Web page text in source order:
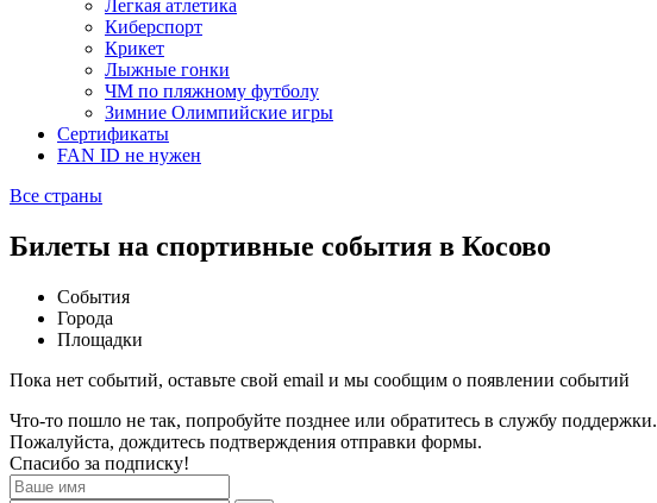
Легкая атлетика
Киберспорт
Крикет
Лыжные гонки
ЧМ по пляжному футболу
Зимние Олимпийские игры
Сертификаты
FAN ID не нужен
Все страны
Билеты на спортивные события в Косово
События
Города
Площадки
Пока нет событий, оставьте свой email и мы сообщим о появлении событий
Что-то пошло не так, попробуйте позднее или обратитесь в службу поддержки.
Пожалуйста, дождитесь подтверждения отправки формы.
Спасибо за подписку!